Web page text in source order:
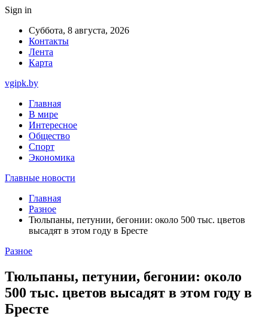
Sign in
Суббота, 8 августа, 2026
Контакты
Лента
Карта
vgipk.by
Главная
В мире
Интересное
Общество
Спорт
Экономика
Главные новости
Главная
Разное
Тюльпаны, петунии, бегонии: около 500 тыс. цветов
высадят в этом году в Бресте
Разное
Тюльпаны, петунии, бегонии: около
500 тыс. цветов высадят в этом году в
Бресте